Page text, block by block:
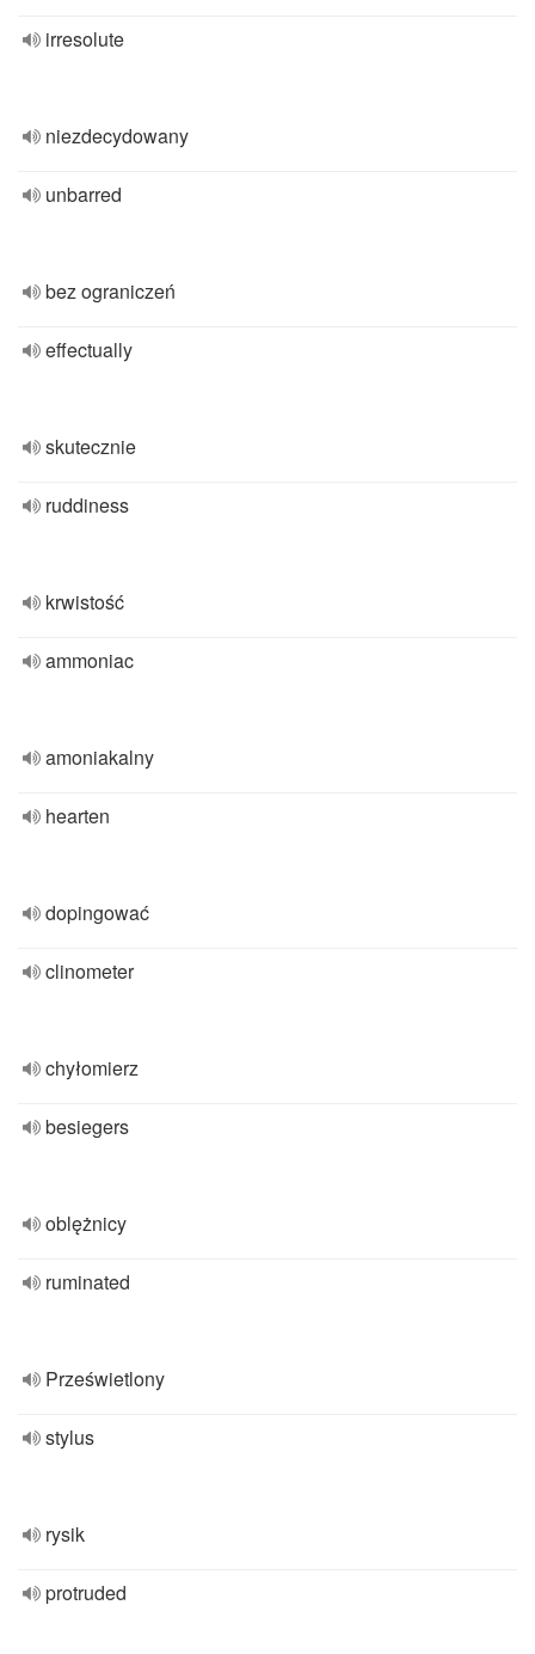
irresolute
niezdecydowany
unbarred
bez ograniczeń
effectually
skutecznie
ruddiness
krwistość
ammoniac
amoniakalny
hearten
dopingować
clinometer
chyłomierz
besiegers
oblężnicy
ruminated
Prześwietlony
stylus
rysik
protruded